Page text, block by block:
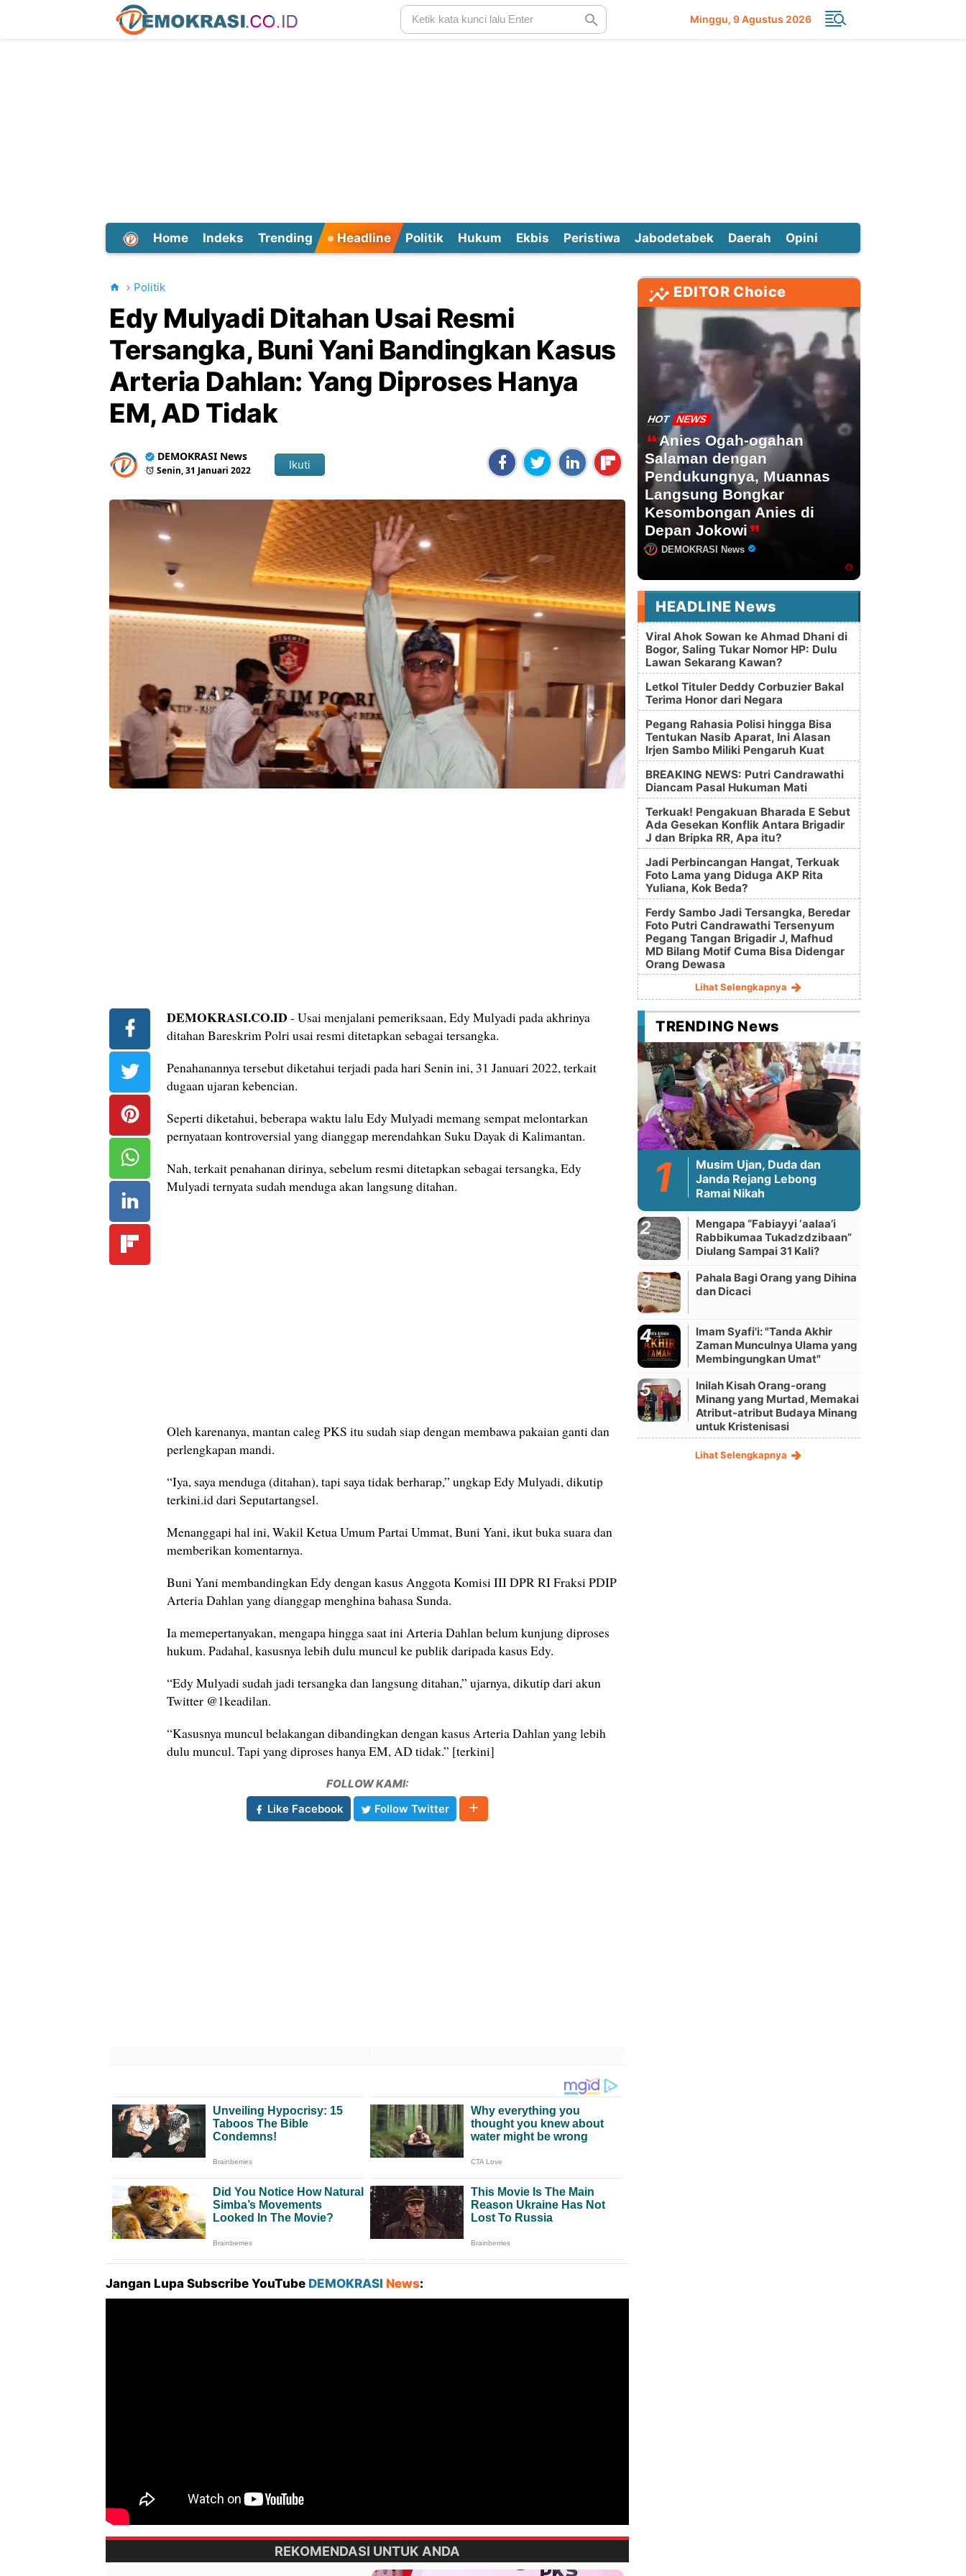
Minggu 9 Agustus 2026
Home Indeks Trending Headline Politik Hukum Ekbis Peristiwa Jabodetabek Daerah Opini
Politik
Edy Mulyadi Ditahan Usai Resmi
Tersangka, Buni Yani Bandingkan Kasus
Arteria Dahlan: Yang Diproses Hanya
EM, AD Tidak
DEMOKRASI News
Senin, 31 Januari 2022 Ikuti
DEMOKRASI.CO.ID - Usai menjalani pemeriksaan, Edy Mulyadi pada akhrinya
ditahan Bareskrim Polri usai resmi ditetapkan sebagai tersangka.
Penahanannya tersebut diketahui terjadi pada hari Senin ini, 31 Januari 2022, terkait
dugaan ujaran kebencian.
Seperti diketahui, beberapa waktu lalu Edy Mulyadi memang sempat melontarkan
pernyataan kontroversial yang dianggap merendahkan Suku Dayak di Kalimantan.
Nah, terkait penahanan dirinya, sebelum resmi ditetapkan sebagai tersangka, Edy
Mulyadi ternyata sudah menduga akan langsung ditahan.
Oleh karenanya, mantan caleg PKS itu sudah siap dengan membawa pakaian ganti dan
perlengkapan mandi.
“Iya, saya menduga (ditahan), tapi saya tidak berharap,” ungkap Edy Mulyadi, dikutip
terkini.id dari Seputartangsel.
Menanggapi hal ini, Wakil Ketua Umum Partai Ummat, Buni Yani, ikut buka suara dan
memberikan komentarnya.
Buni Yani membandingkan Edy dengan kasus Anggota Komisi III DPR RI Fraksi PDIP
Arteria Dahlan yang dianggap menghina bahasa Sunda.
Ia memepertanyakan, mengapa hingga saat ini Arteria Dahlan belum kunjung diproses
hukum. Padahal, kasusnya lebih dulu muncul ke publik daripada kasus Edy.
“Edy Mulyadi sudah jadi tersangka dan langsung ditahan,” ujarnya, dikutip dari akun
Twitter @1keadilan.
“Kasusnya muncul belakangan dibandingkan dengan kasus Arteria Dahlan yang lebih
dulu muncul. Tapi yang diproses hanya EM, AD tidak.” [terkini]
FOLLOW KAMI:
Like Facebook
Follow Twitter
Jangan Lupa Subscribe YouTube DEMOKRASI News:
REKOMENDASI UNTUK ANDA
EDITOR Choice
HOT NEWS
Anies Ogah-ogahan
Salaman dengan
Pendukungnya, Muannas
Langsung Bongkar
Kesombongan Anies di
Depan Jokowi
DEMOKRASI News
HEADLINE News
Viral Ahok Sowan ke Ahmad Dhani di
Bogor, Saling Tukar Nomor HP: Dulu
Lawan Sekarang Kawan?
Letkol Tituler Deddy Corbuzier Bakal
Terima Honor dari Negara
Pegang Rahasia Polisi hingga Bisa
Tentukan Nasib Aparat, Ini Alasan
Irjen Sambo Miliki Pengaruh Kuat
BREAKING NEWS: Putri Candrawathi
Diancam Pasal Hukuman Mati
Terkuak! Pengakuan Bharada E Sebut
Ada Gesekan Konflik Antara Brigadir
J dan Bripka RR, Apa itu?
Jadi Perbincangan Hangat, Terkuak
Foto Lama yang Diduga AKP Rita
Yuliana, Kok Beda?
Ferdy Sambo Jadi Tersangka, Beredar
Foto Putri Candrawathi Tersenyum
Pegang Tangan Brigadir J, Mafhud
MD Bilang Motif Cuma Bisa Didengar
Orang Dewasa
Lihat Selengkapnya
TRENDING News
Musim Ujan, Duda dan
Janda Rejang Lebong
Ramai Nikah
Mengapa “Fabiayyi ‘aalaa’i
Rabbikumaa Tukadzdzibaan”
Diulang Sampai 31 Kali?
Pahala Bagi Orang yang Dihina
dan Dicaci
Imam Syafi'i: "Tanda Akhir
Zaman Munculnya Ulama yang
Membingungkan Umat"
Inilah Kisah Orang-orang
Minang yang Murtad, Memakai
Atribut-atribut Budaya Minang
untuk Kristenisasi
Lihat Selengkapnya